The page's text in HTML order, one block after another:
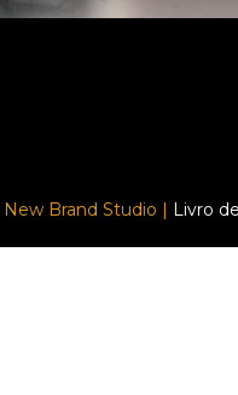
New Brand Studio | Livro